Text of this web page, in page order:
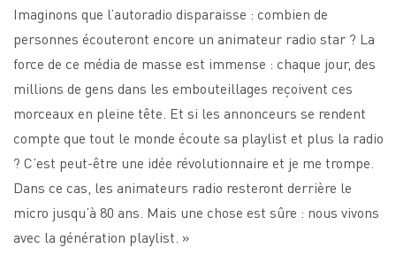
Imaginons que l’autoradio disparaisse : combien de
personnes écouteront encore un animateur radio star ? La
force de ce média de masse est immense : chaque jour, des
millions de gens dans les embouteillages reçoivent ces
morceaux en pleine tête. Et si les annonceurs se rendent
compte que tout le monde écoute sa playlist et plus la radio
? C’est peut-être une idée révolutionnaire et je me trompe.
Dans ce cas, les animateurs radio resteront derrière le
micro jusqu’à 80 ans. Mais une chose est sûre : nous vivons
avec la génération playlist. »